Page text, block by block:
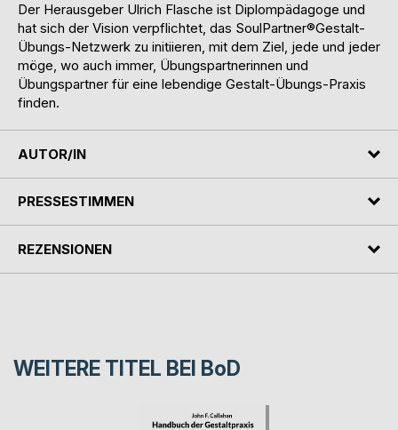
Der Herausgeber Ulrich Flasche ist Diplompädagoge und
hat sich der Vision verpflichtet, das SoulPartner®Gestalt-
Übungs-Netzwerk zu initiieren, mit dem Ziel, jede und jeder
möge, wo auch immer, Übungspartnerinnen und
Übungspartner für eine lebendige Gestalt-Übungs-Praxis
finden.
AUTOR/IN
PRESSESTIMMEN
REZENSIONEN
WEITERE TITEL BEI BoD